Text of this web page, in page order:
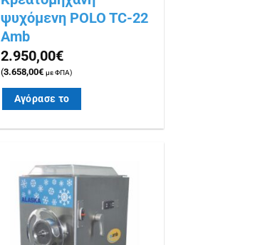
ψυχόμενη POLO TC-22
Amb
2.950,00€
(3.658,00€ με ΦΠΑ)
Αγόρασε το
Πρόσθήκη
στην λίστα
επιθυμιών